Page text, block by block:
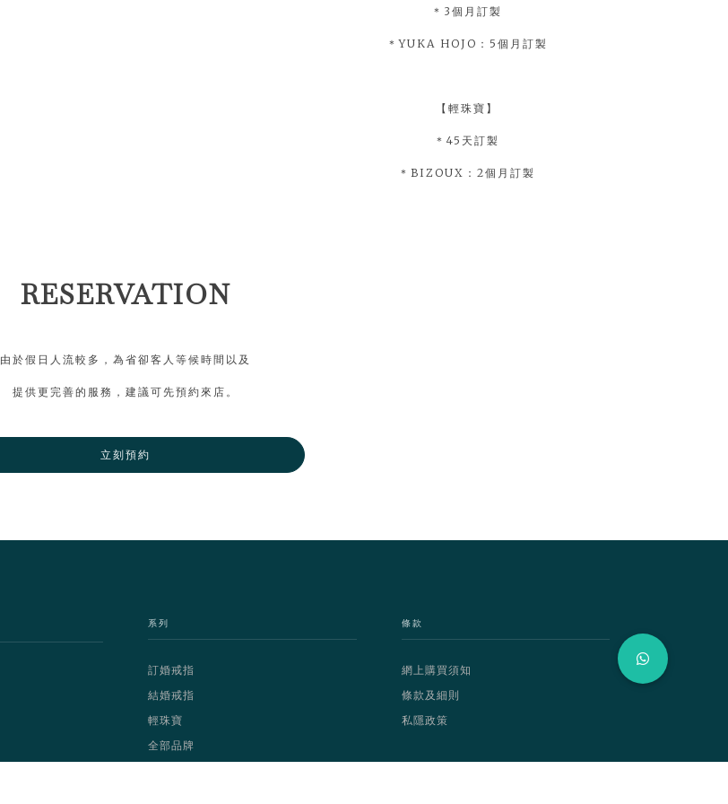
＊3個月訂製
＊YUKA HOJO：5個月訂製
【輕珠寶】
＊45天訂製
＊BIZOUX：2個月訂製
RESERVATION
由於假日人流較多，為省卻客人等候時間以及
提供更完善的服務，建議可先預約來店。
立刻預約
系列
訂婚戒指
結婚戒指
輕珠寶
全部品牌
條款
網上購買須知
條款及細則
私隱政策